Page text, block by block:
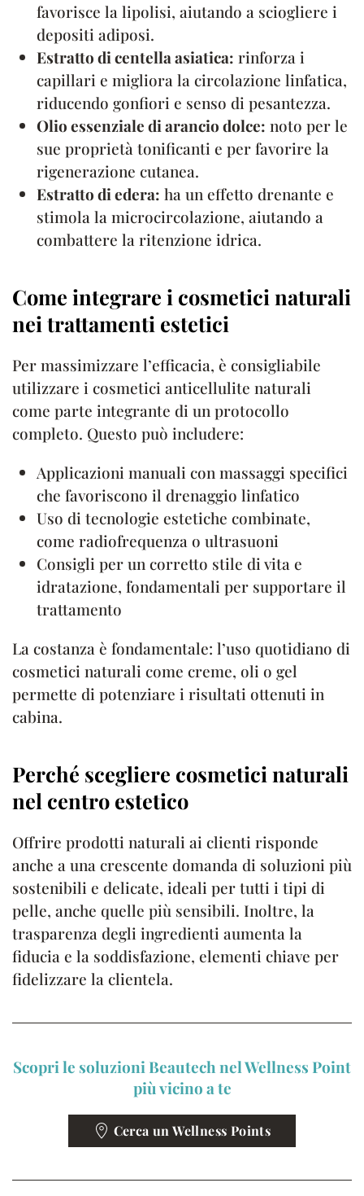
favorisce la lipolisi, aiutando a sciogliere i
depositi adiposi.
Estratto di centella asiatica: rinforza i
capillari e migliora la circolazione linfatica,
riducendo gonfiori e senso di pesantezza.
Olio essenziale di arancio dolce: noto per le
sue proprietà tonificanti e per favorire la
rigenerazione cutanea.
Estratto di edera: ha un effetto drenante e
stimola la microcircolazione, aiutando a
combattere la ritenzione idrica.
Come integrare i cosmetici naturali
nei trattamenti estetici
Per massimizzare l’efficacia, è consigliabile
utilizzare i cosmetici anticellulite naturali
come parte integrante di un protocollo
completo. Questo può includere:
Applicazioni manuali con massaggi specifici
che favoriscono il drenaggio linfatico
Uso di tecnologie estetiche combinate,
come radiofrequenza o ultrasuoni
Consigli per un corretto stile di vita e
idratazione, fondamentali per supportare il
trattamento
La costanza è fondamentale: l’uso quotidiano di
cosmetici naturali come creme, oli o gel
permette di potenziare i risultati ottenuti in
cabina.
Perché scegliere cosmetici naturali
nel centro estetico
Offrire prodotti naturali ai clienti risponde
anche a una crescente domanda di soluzioni più
sostenibili e delicate, ideali per tutti i tipi di
pelle, anche quelle più sensibili. Inoltre, la
trasparenza degli ingredienti aumenta la
fiducia e la soddisfazione, elementi chiave per
fidelizzare la clientela.
Scopri le soluzioni Beautech nel Wellness Point
più vicino a te
Cerca un Wellness Points